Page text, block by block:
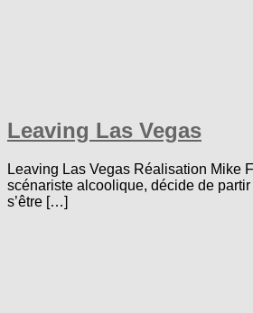
Leaving Las Vegas
Leaving Las Vegas Réalisation Mike
scénariste alcoolique, décide de
s’être […]